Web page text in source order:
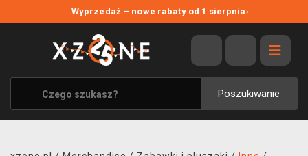
Wyprzedaż – nowe rabaty od 1 sierpnia›
Poszukiwanie
WYPRZEDAŻ
WSZYSTKIE MARKI
XZONE ORIGINALS
UBRANIA I AKCESORIA